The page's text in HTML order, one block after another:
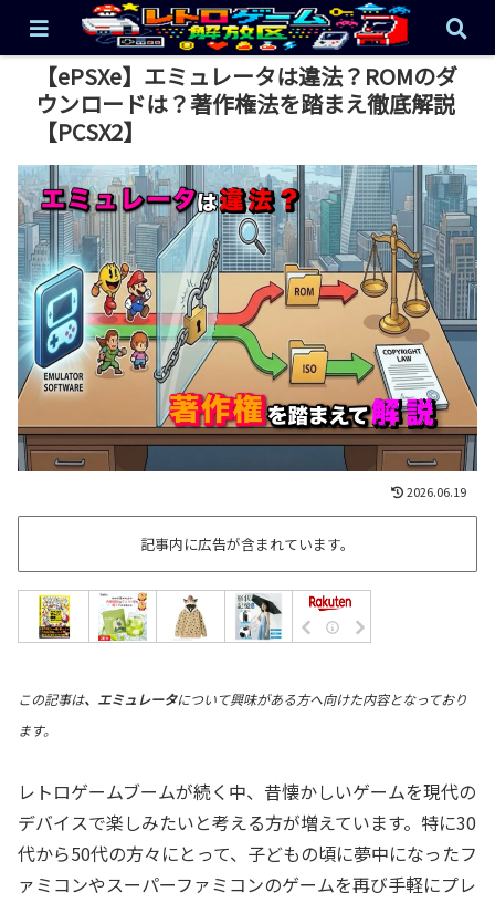
【ePSXe】エミュレータは違法？ROMのダ
ウンロードは？著作権法を踏まえ徹底解説
【PCSX2】
2026.06.19
記事内に広告が含まれています。
この記事は、エミュレータについて興味がある方へ向けた内容となっており
ます。
レトロゲームブームが続く中、昔懐かしいゲームを現代の
デバイスで楽しみたいと考える方が増えています。特に30
代から50代の方々にとって、子どもの頃に夢中になったフ
ァミコンやスーパーファミコンのゲームを再び手軽にプレ